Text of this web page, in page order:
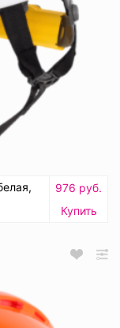
976 руб.
Купить